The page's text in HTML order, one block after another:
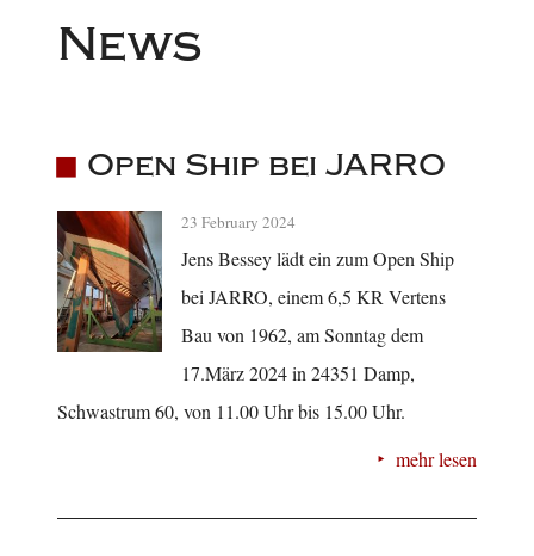
News
Open Ship bei JARRO
23 February 2024
Jens Bessey lädt ein zum Open Ship
bei JARRO, einem 6,5 KR Vertens
Bau von 1962, am Sonntag dem
17.März 2024 in 24351 Damp,
Schwastrum 60, von 11.00 Uhr bis 15.00 Uhr.
mehr lesen